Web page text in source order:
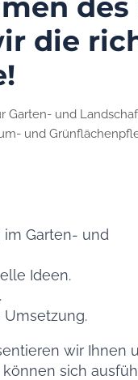
die
Garten- und
und
Garten- und
Ideen.
wir Ihnen
sich